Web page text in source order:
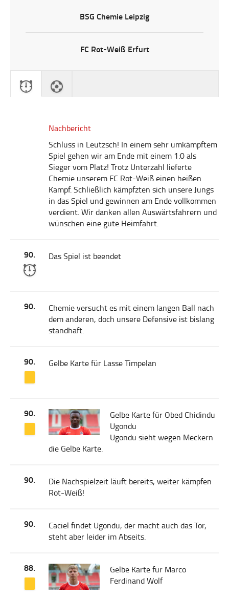
BSG Chemie Leipzig
FC Rot-Weiß Erfurt
Nachbericht
Schluss in Leutzsch! In einem sehr umkämpftem
Spiel gehen wir am Ende mit einem 1:0 als
Sieger vom Platz! Trotz Unterzahl lieferte
Chemie unserem FC Rot-Weiß einen heißen
Kampf. Schließlich kämpfzten sich unsere Jungs
in das Spiel und gewinnen am Ende vollkommen
verdient. Wir danken allen Auswärtsfahrern und
wünschen eine gute Heimfahrt.
90. Das Spiel ist beendet
90.
Chemie versucht es mit einem langen Ball nach
dem anderen, doch unsere Defensive ist bislang
standhaft.
90. Gelbe Karte für Lasse Timpelan
90.
Gelbe Karte für Obed Chidindu
Ugondu
Ugondu sieht wegen Meckern
die Gelbe Karte.
90.
Die Nachspielzeit läuft bereits, weiter kämpfen
Rot-Weiß!
90.
Caciel findet Ugondu, der macht auch das Tor,
steht aber leider im Abseits.
88.
Gelbe Karte für Marco
Ferdinand Wolf